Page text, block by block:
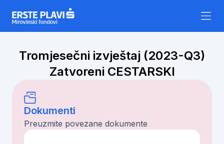
Tromjesečni izvještaj (2023-Q3)
Zatvoreni CESTARSKI
Dokumenti
Preuzmite povezane dokumente